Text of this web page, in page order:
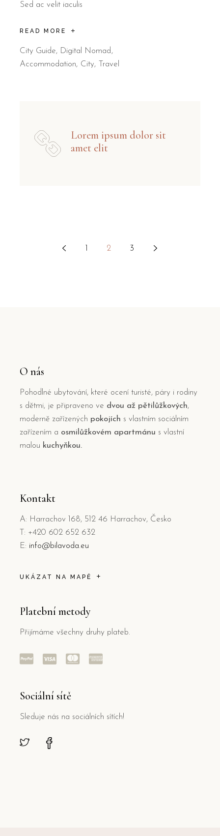
Sed ac velit iaculis
READ MORE
City Guide, Digital Nomad
Accommodation
City Travel
Lorem ipsum dolor sit
amet elit
2 3
O nás
Pohodlné ubytování, které ocení turisté, páry i rodiny
s dětmi, je připraveno ve dvou až pětilůžkových,
moderně zařízených pokojích s vlastním sociálním
zařízením a osmilůžkovém apartmánu s vlastní
malou kuchyňkou.
Kontakt
A: Harrachov 168, 512 46 Harrachov, Česko
T: +420 602 652 632
E: info@bilavoda.eu
UKÁZAT NA MAPĚ
Platební metody
Přijímáme všechny druhy plateb.
Sociální sítě
Sleduje nás na sociálních sítích!